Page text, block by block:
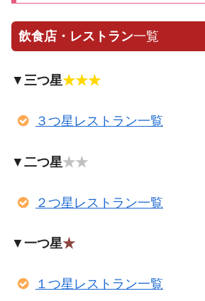
飲食店・レストラン一覧
▼ 三つ星★★★
３つ星レストラン一覧
▼ 二つ星★★
２つ星レストラン一覧
▼ 一つ星★
１つ星レストラン一覧